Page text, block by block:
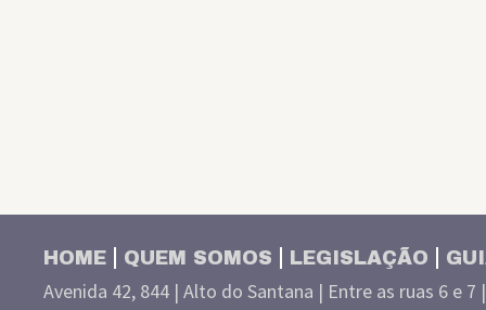
HOME QUEM SOMOS LEGISLAÇÃO
Avenida 42, 844 | Alto do Santana | Entre as ruas 6 e 7